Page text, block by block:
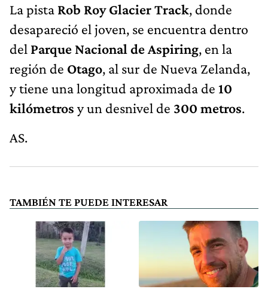
La pista Rob Roy Glacier Track, donde
desapareció el joven, se encuentra dentro
del Parque Nacional de Aspiring, en la
región de Otago, al sur de Nueva Zelanda,
y tiene una longitud aproximada de 10
kilómetros y un desnivel de 300 metros.
AS.
TAMBIÉN TE PUEDE INTERESAR